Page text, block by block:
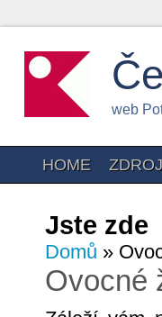
web
HOME
Jste zde
Domů »
Ovocné